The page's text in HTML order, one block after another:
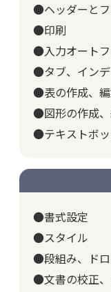
●ヘッダーと
●印刷
●入力オート
●タブ、イン
●表の作成、
●図形の作成
●テキストボ
●書式設定
●スタイル
●段組み、ド
●文書の校正